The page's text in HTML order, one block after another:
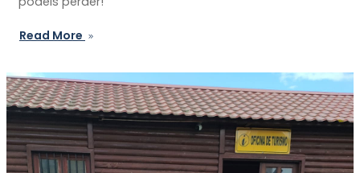
Read More